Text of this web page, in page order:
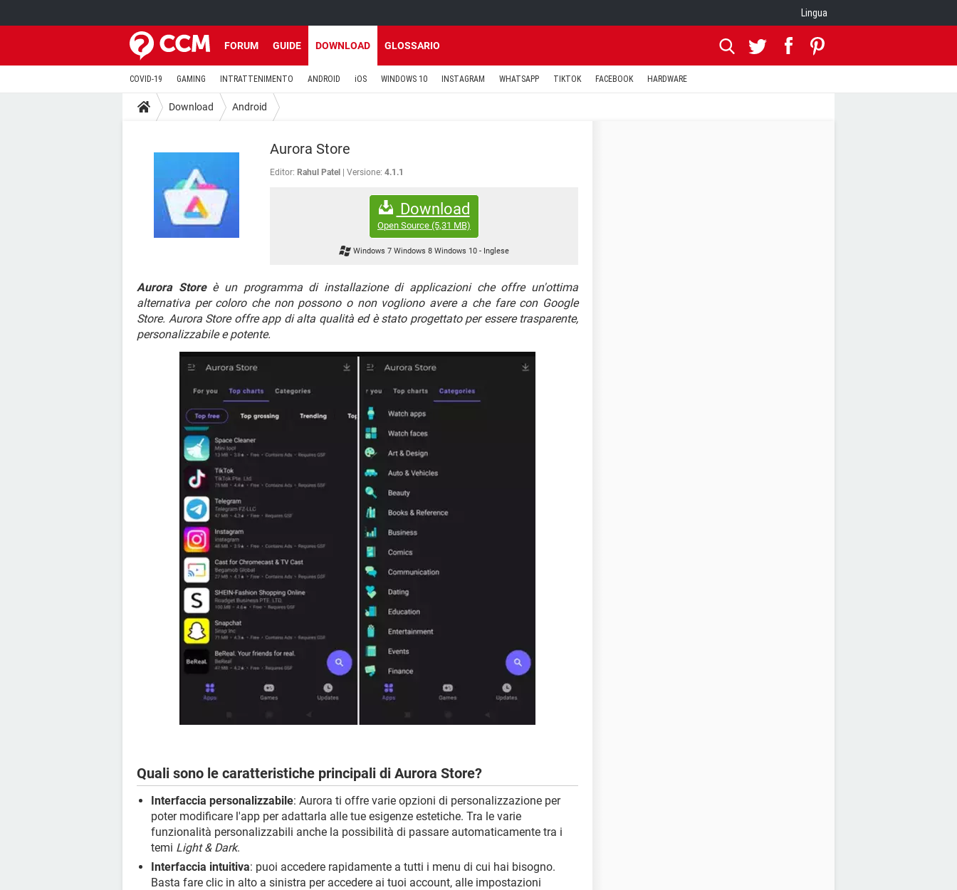
Lingua
FORUM GUIDE DOWNLOAD GLOSSARIO
COVID-19 GAMING INTRATTENIMENTO ANDROID iOS WINDOWS 10 INSTAGRAM WHATSAPP TIKTOK FACEBOOK HARDWARE
Download Android
Aurora Store
Editor: Rahul Patel Versione: 4.1.1
Download
Open Source (5,31 MB)
Windows 7 Windows 8 Windows 10- Inglese
Aurora Storeè un programma di installazione di applicazioni che offre un'ottima
alternativa per coloro che non possono o non vogliono avere a che fare con Google
Store. Aurora Store offre app di alta qualità ed è stato progettato per essere trasparente,
personalizzabile e potente.
Quali sono le caratteristiche principali di Aurora Store?
Interfaccia personalizzabile: Aurora ti offre varie opzioni di personalizzazione per
poter modificare l'app per adattarla alle tue esigenze estetiche. Tra le varie
funzionalità personalizzabili anche la possibilità di passare automaticamente tra i
temi Light & Dark.
Interfaccia intuitiva: puoi accedere rapidamente a tutti i menu di cui hai bisogno.
Basta fare clic in alto a sinistra per accedere ai tuoi account, alle impostazioni